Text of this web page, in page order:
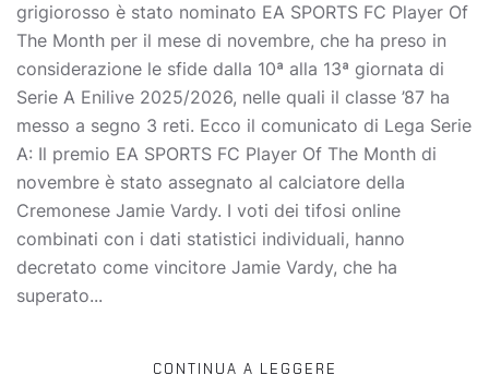
grigiorosso è stato nominato EA SPORTS FC Player Of
The Month per il mese di novembre, che ha preso in
considerazione le sfide dalla 10ª alla 13ª giornata di
Serie A Enilive 2025/2026, nelle quali il classe ’87 ha
messo a segno 3 reti. Ecco il comunicato di Lega Serie
A: Il premio EA SPORTS FC Player Of The Month di
novembre è stato assegnato al calciatore della
Cremonese Jamie Vardy. I voti dei tifosi online
combinati con i dati statistici individuali, hanno
decretato come vincitore Jamie Vardy, che ha
superato...
CONTINUA A LEGGERE